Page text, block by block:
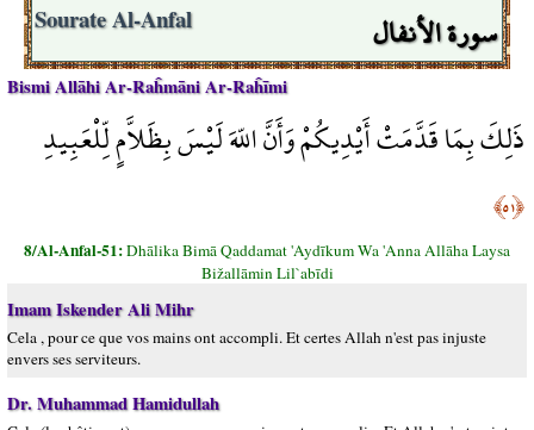
سورة الأنفال Sourate Al-Anfal
Bismi Allāhi Ar-Raĥmāni Ar-Raĥīmi
ذَلِكَ بِمَا قَدَّمَتْ أَيْدِيكُمْ وَأَنَّ اللّهَ لَيْسَ بِظَلاَّمٍ لِّلْعَبِيدِ
﴿٥١﴾
8/Al-Anfal-51:Dhālika Bimā Qaddamat 'Aydīkum Wa 'Anna Allāha Laysa
Bižallāmin Lil`abīdi
Imam Iskender Ali Mihr
Cela , pour ce que vos mains ont accompli. Et certes Allah n'est pas injuste
envers ses serviteurs.
Dr. Muhammad Hamidullah